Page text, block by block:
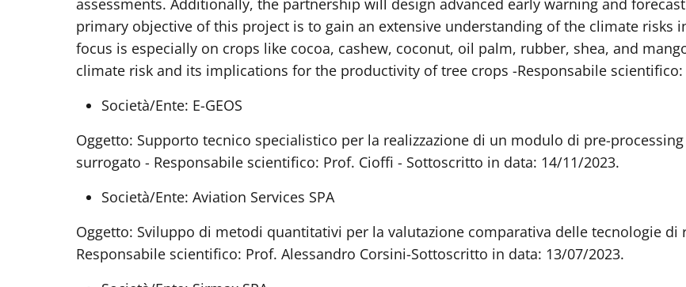
assessments. Additionally, the partnership will design advanced early warning and
primary objective of this project is to gain an extensive understanding of the climate risks
focus is especially on crops like cocoa, cashew, coconut, oil palm, rubber, shea, and
climate risk and its implications for the productivity of tree crops -Responsabile
Società/Ente: E-GEOS
Oggetto: Supporto tecnico specialistico per la realizzazione di un modulo di pre-
surrogato - Responsabile scientifico: Prof. Cioffi - Sottoscritto in data: 14/11/2023.
Società/Ente: Aviation Services SPA
Oggetto: Sviluppo di metodi quantitativi per la valutazione comparativa delle tecnologie
Responsabile scientifico: Prof. Alessandro Corsini-Sottoscritto in data: 13/07/2023.